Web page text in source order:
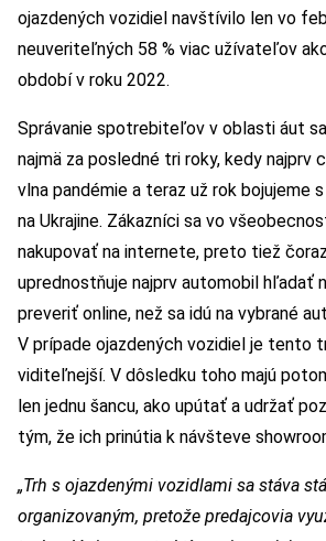
ojazdených vozidiel navštívilo len vo
neuveriteľných 58 % viac užívateľov
období v roku 2022.
Správanie spotrebiteľov v oblasti áut
najmä za posledné tri roky, kedy najprv
vlna pandémie a teraz už rok bojujeme
na Ukrajine. Zákazníci sa vo
nakupovať na internete, preto tiež
uprednostňuje najprv automobil hľadať
preveriť online, než sa idú na vybrané
V prípade ojazdených vozidiel je tento
viditeľnejší. V dôsledku toho majú
len jednu šancu, ako upútať a udržať
tým, že ich prinútia k návšteve
„Trh s ojazdenými vozidlami sa stáva
organizovaným, pretože predajcovia